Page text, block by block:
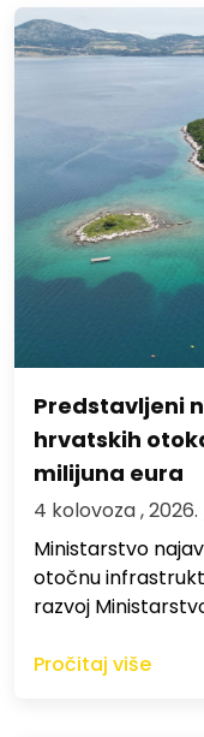
Predstavljeni
hrvatskih
milijuna eura
4 kolovoza , 2026.
Ministarstvo
otočnu
razvoj
Pročitaj više